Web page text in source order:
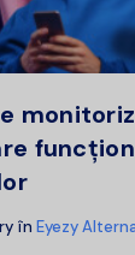
în Eyezy